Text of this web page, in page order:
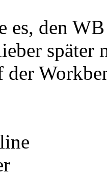
es, den
der